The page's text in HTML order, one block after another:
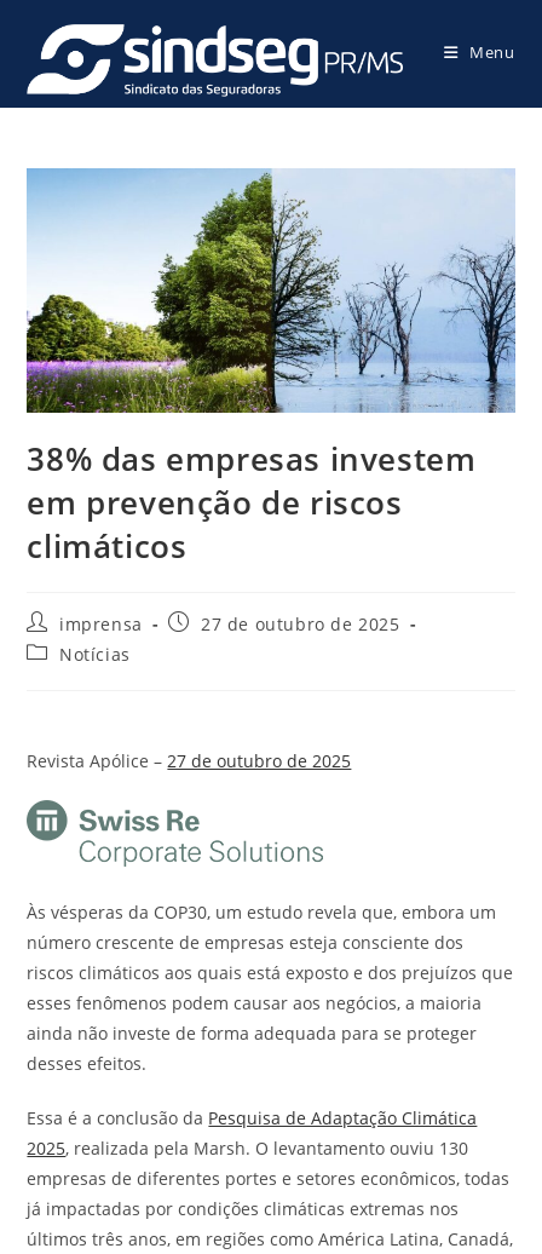
Menu
38% das empresas investem
em prevenção de riscos
climáticos
imprensa
27 de outubro de 2025
Notícias
Revista Apólice – 27 de outubro de 2025
Às vésperas da COP30, um estudo revela que, embora um
número crescente de empresas esteja consciente dos
riscos climáticos aos quais está exposto e dos prejuízos que
esses fenômenos podem causar aos negócios, a maioria
ainda não investe de forma adequada para se proteger
desses efeitos.
Essa é a conclusão da Pesquisa de Adaptação Climática
2025, realizada pela Marsh. O levantamento ouviu 130
empresas de diferentes portes e setores econômicos, todas
já impactadas por condições climáticas extremas nos
últimos três anos, em regiões como América Latina, Canadá,